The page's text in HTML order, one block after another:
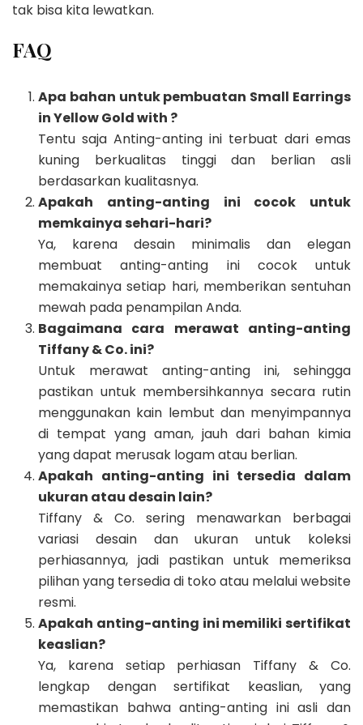
tak bisa kita lewatkan.
FAQ
Apa bahan untuk pembuatan Small Earrings
in Yellow Gold with ?
Tentu saja Anting-anting ini terbuat dari emas
kuning berkualitas tinggi dan berlian asli
berdasarkan kualitasnya.
Apakah anting-anting ini cocok untuk
memkainya sehari-hari?
Ya, karena desain minimalis dan elegan
membuat anting-anting ini cocok untuk
memakainya setiap hari, memberikan sentuhan
mewah pada penampilan Anda.
Bagaimana cara merawat anting-anting
Tiffany & Co. ini?
Untuk merawat anting-anting ini, sehingga
pastikan untuk membersihkannya secara rutin
menggunakan kain lembut dan menyimpannya
di tempat yang aman, jauh dari bahan kimia
yang dapat merusak logam atau berlian.
Apakah anting-anting ini tersedia dalam
ukuran atau desain lain?
Tiffany & Co. sering menawarkan berbagai
variasi desain dan ukuran untuk koleksi
perhiasannya, jadi pastikan untuk memeriksa
pilihan yang tersedia di toko atau melalui website
resmi.
Apakah anting-anting ini memiliki sertifikat
keaslian?
Ya, karena setiap perhiasan Tiffany & Co.
lengkap dengan sertifikat keaslian, yang
memastikan bahwa anting-anting ini asli dan